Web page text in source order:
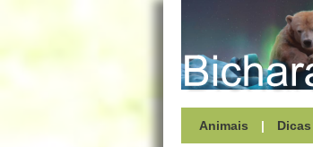
Animais | Dicas